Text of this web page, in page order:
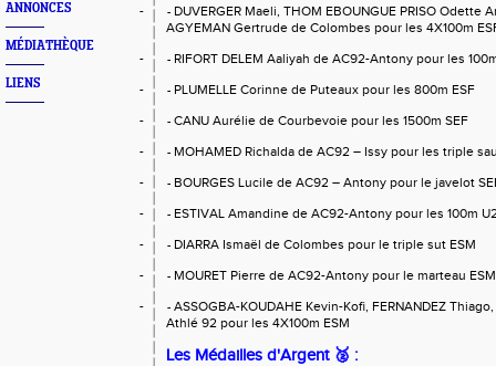
ANNONCES
MÉDIATHÈQUE
LIENS
- - DUVERGER Maeli, THOM EBOUNGUE PRISO Odette
AGYEMAN Gertrude de Colombes pour les 4X100m
- - RIFORT DELEM Aaliyah de AC92-Antony pour les
- - PLUMELLE Corinne de Puteaux pour les 800m ESF
- - CANU Aurélie de Courbevoie pour les 1500m SEF
- - MOHAMED Richalda de AC92 – Issy pour les triple
- - BOURGES Lucile de AC92 – Antony pour le javelot
- - ESTIVAL Amandine de AC92-Antony pour les 100m
- - DIARRA Ismaël de Colombes pour le triple sut ESM
- - MOURET Pierre de AC92-Antony pour le marteau ESM
- - ASSOGBA-KOUDAHE Kevin-Kofi, FERNANDEZ
Athlé 92 pour les 4X100m ESM
Les Médailles d'Argent 🥈 :